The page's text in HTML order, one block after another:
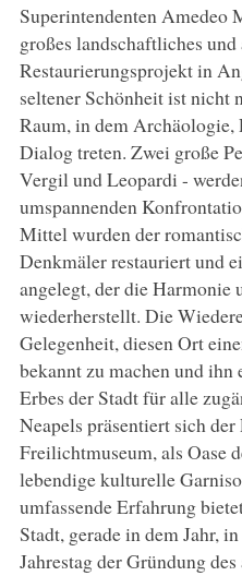
Superintendenten Amedeo
großes landschaftliches
Restaurierungsprojekt in
seltener Schönheit ist nicht
Raum, in dem
Dialog treten. Zwei große
Vergil und Leopardi -
umspannenden
Mittel wurden der
Denkmäler restauriert und
angelegt, der die Harmonie
wiederherstellt. Die
Gelegenheit, diesen Ort
bekannt zu machen und
Erbes der Stadt für alle
Neapels präsentiert sich der
Freilichtmuseum, als Oase
lebendige kulturelle
umfassende Erfahrung
Stadt, gerade in dem Jahr,
Jahrestag der Gründung